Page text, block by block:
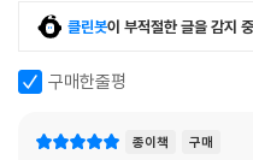
클린봇이 부적절한 글을 감지
구매한줄평
종이책 구매